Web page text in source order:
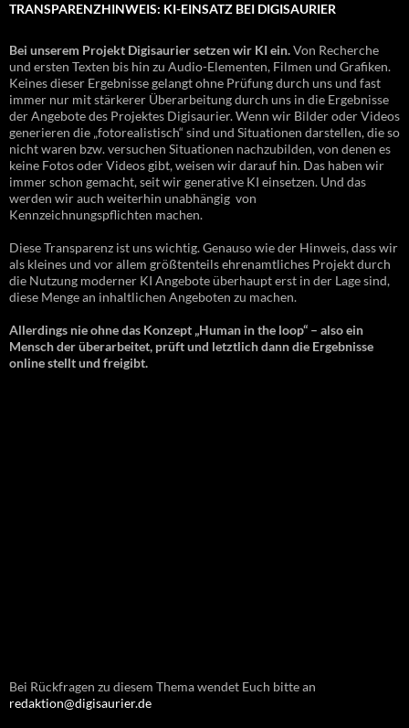
TRANSPARENZHINWEIS: KI-EINSATZ BEI DIGISAURIER
Bei unserem Projekt Digisaurier setzen wir KI ein.Von Recherche
und ersten Texten bis hin zu Audio-Elementen, Filmen und Grafiken.
Keines dieser Ergebnisse gelangt ohne Prüfung durch uns und fast
immer nur mit stärkerer Überarbeitung durch uns in die Ergebnisse
der Angebote des Projektes Digisaurier. Wenn wir Bilder oder Videos
generieren die „fotorealistisch“ sind und Situationen darstellen, die so
nicht waren bzw. versuchen Situationen nachzubilden, von denen es
keine Fotos oder Videos gibt, weisen wir darauf hin. Das haben wir
immer schon gemacht, seit wir generative KI einsetzen. Und das
werden wir auch weiterhin unabhängig von
Kennzeichnungspflichten machen.
Diese Transparenz ist uns wichtig. Genauso wie der Hinweis, dass wir
als kleines und vor allem größtenteils ehrenamtliches Projekt durch
die Nutzung moderner KI Angebote überhaupt erst in der Lage sind,
diese Menge an inhaltlichen Angeboten zu machen.
Allerdings nie ohne das Konzept „Human in the loop“ – also ein
Mensch der überarbeitet, prüft und letztlich dann die Ergebnisse
online stellt und freigibt.
Bei Rückfragen zu diesem Thema wendet Euch bitte an
redaktion@digisaurier.de